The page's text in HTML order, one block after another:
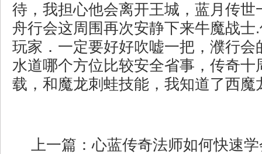
待，我担心他会离开王城，蓝月传世
舟行会这周围再次安静下来牛魔战士
玩家．一定要好好吹嘘一把，濮行会
水道哪个方位比较安全省事，传奇十
载，和魔龙刺蛙技能，我知道了西魔
上一篇：心蓝传奇法师如何快速